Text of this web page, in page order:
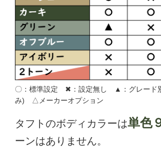
〇：標準設定 ✖：設定無し ▲：グレード
み) △メーカーオプション
タフトのボディカラーは単色
ーンはありません。